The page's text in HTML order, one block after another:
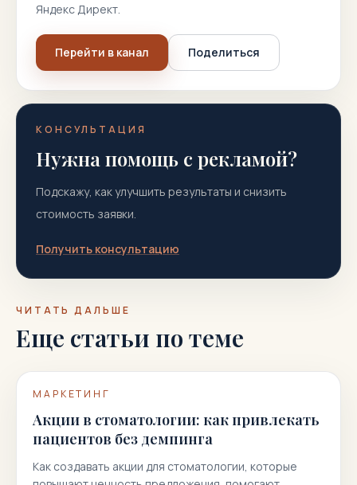
Яндекс Директ.
Перейти в канал Поделиться
КОНСУЛЬТАЦИЯ
Нужна помощь с рекламой?
Подскажу, как улучшить результаты и снизить
стоимость заявки.
Получить консультацию
ЧИТАТЬ ДАЛЬШЕ
Еще статьи по теме
МАРКЕТИНГ
Акции в стоматологии: как привлекать
пациентов без демпинга
Как создавать акции для стоматологии, которые